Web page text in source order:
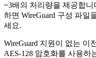
~3배의 처리량을 제공합니
하면 WireGuard 구성 파일
세요.
WireGuard 지원이 없는 이
AES-128 암호화를 사용하